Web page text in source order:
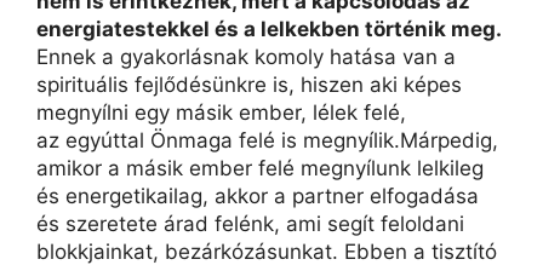
energiatestekkel és a lelkekben történik meg.
Ennek a gyakorlásnak komoly hatása van a
spirituális fejlődésünkre is, hiszen aki képes
megnyílni egy másik ember, lélek felé,
az egyúttal Önmaga felé is megnyílik.Márpedig,
amikor a másik ember felé megnyílunk lelkileg
és energetikailag, akkor a partner elfogadása
és szeretete árad felénk, ami segít feloldani
blokkjainkat, bezárkózásunkat. Ebben a tisztító